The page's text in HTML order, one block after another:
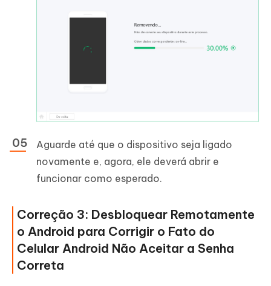
Aguarde até que o dispositivo seja ligado
novamente e, agora, ele deverá abrir e
funcionar como esperado.
Correção 3: Desbloquear Remotamente
o Android para Corrigir o Fato do
Celular Android Não Aceitar a Senha
Correta